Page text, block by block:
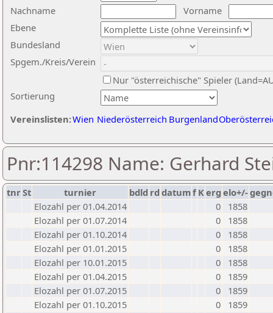
Nachname
Vorname
Ebene
Sortierung
Bundesland
Spgem./Kreis/Verein
Nur "österreichische" Spieler
Vereinslisten:Wien Niederösterreich Burgenland
Pnr:114298 Name: Gerhard
tnrSt turnier bdld rd datumf Kerg elo+/-
Elozahl per 01.04.2014
0
1858
Elozahl per 01.07.2014
0
1858
Elozahl per 01.10.2014
0
1858
Elozahl per 01.01.2015
0
1858
Elozahl per 10.01.2015
0
1858
Elozahl per 01.04.2015
0
1859
Elozahl per 01.07.2015
0
1859
Elozahl per 01.10.2015
0
1859